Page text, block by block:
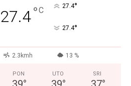
27.4°C 27.4°
27.4°
2.3kmh 13 %
PON UTO SRI